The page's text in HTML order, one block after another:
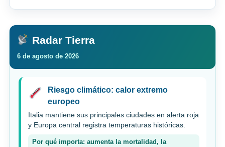
Radar Tierra
6 de agosto de 2026
Riesgo climático: calor extremo
europeo
Italia mantiene sus principales ciudades en alerta roja
y Europa central registra temperaturas históricas.
Por qué importa: aumenta la mortalidad, la